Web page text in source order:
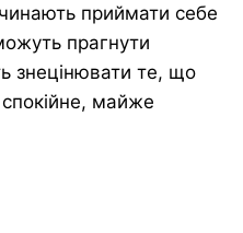
приймати себе
прагнути
знецінювати те, що
майже